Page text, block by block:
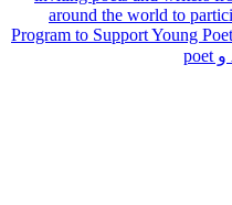
around the world to
Program to Support Young